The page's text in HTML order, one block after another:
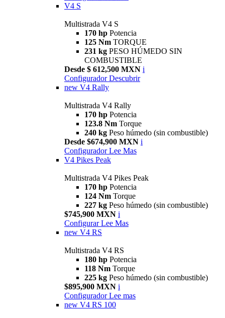
V4 S
Multistrada V4 S
170 hp Potencia
125 Nm TORQUE
231 kg PESO HÚMEDO SIN
COMBUSTIBLE
Desde $ 612,500 MXN i
Configurador Descubrir
new V4 Rally
Multistrada V4 Rally
170 hp Potencia
123.8 Nm Torque
240 kg Peso húmedo (sin combustible)
Desde $674,900 MXN i
Configurador Lee Mas
V4 Pikes Peak
Multistrada V4 Pikes Peak
170 hp Potencia
124 Nm Torque
227 kg Peso húmedo (sin combustible)
$745,900 MXN i
Configurar Lee Mas
new V4 RS
Multistrada V4 RS
180 hp Potencia
118 Nm Torque
225 kg Peso húmedo (sin combustible)
$895,900 MXN i
Configurador Lee mas
new V4 RS 100